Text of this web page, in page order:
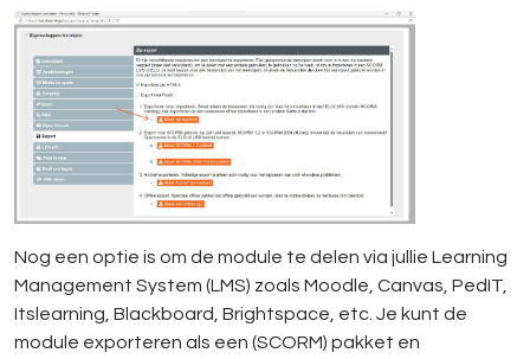
Nog een optie is om de module te delen via jullie Learning
Management System (LMS) zoals Moodle, Canvas, PedIT,
Itslearning, Blackboard, Brightspace, etc. Je kunt de
module exporteren als een (SCORM) pakket en